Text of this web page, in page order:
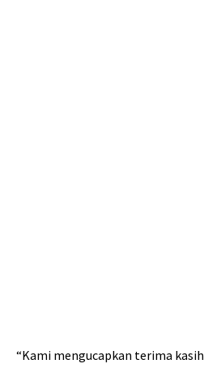
“Kami mengucapkan terima